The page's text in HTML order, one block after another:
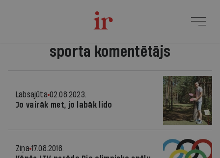
sporta komentētājs
Labsajūta 02.08.2023.
Jo vairāk met, jo labāk lido
Ziņa 17.08.2016.